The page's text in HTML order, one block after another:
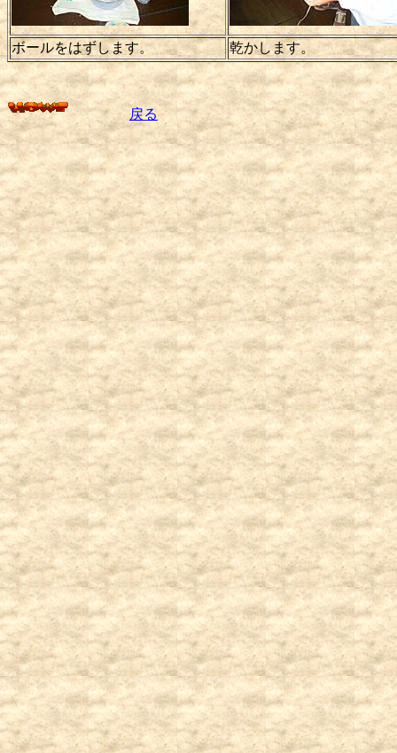
ボールをはずします。 乾かします。
戻る